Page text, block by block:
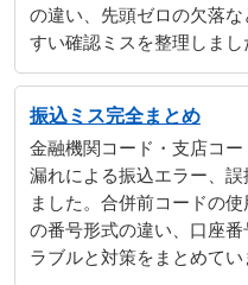
の違い、先頭ゼロの欠落
すい確認ミスを整理しまし
振込ミス完全まとめ
金融機関コード・支店コ
漏れによる振込エラー、
ました。合併前コードの
の番号形式の違い、口座
ラブルと対策をまとめてい